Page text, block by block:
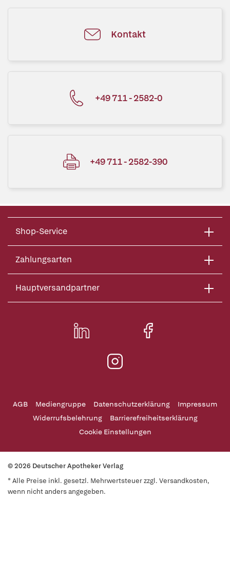
Kontakt
+49 711 - 2582-0
+49 711 - 2582-390
Shop-Service
Zahlungsarten
Hauptversandpartner
AGB Mediengruppe Datenschutzerklärung
Impressum
Widerrufsbelehrung
Barrierefreiheitserklärung
Cookie Einstellungen
© 2026 Deutscher Apotheker Verlag
* Alle Preise inkl. gesetzl. Mehrwertsteuer zzgl. Versandkosten,
wenn nicht anders angegeben.